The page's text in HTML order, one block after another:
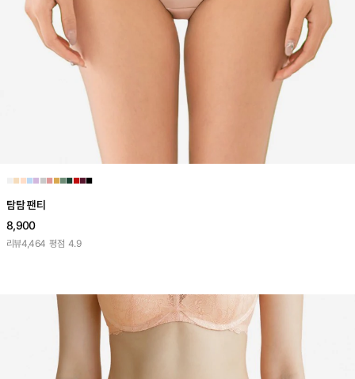
■■■■■■■■■■■■
탐탐 팬티
8,900
리뷰4,464 평점 4.9